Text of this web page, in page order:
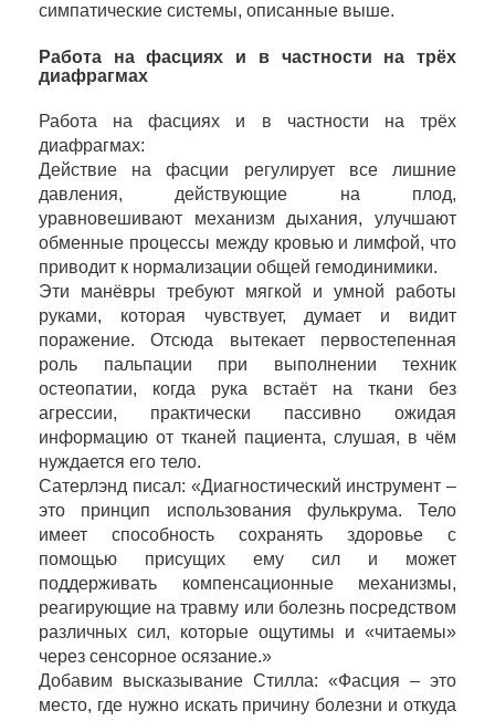
симпатические системы, описанные выше.
Работа на фасциях и в частности на трёх
диафрагмах
Работа на фасциях и в частности на трёх
диафрагмах:
Действие на фасции регулирует все лишние
давления, действующие на плод,
уравновешивают механизм дыхания, улучшают
обменные процессы между кровью и лимфой, что
приводит к нормализации общей гемодинимики.
Эти манёвры требуют мягкой и умной работы
руками, которая чувствует, думает и видит
поражение. Отсюда вытекает первостепенная
роль пальпации при выполнении техник
остеопатии, когда рука встаёт на ткани без
агрессии, практически пассивно ожидая
информацию от тканей пациента, слушая, в чём
нуждается его тело.
Сатерлэнд писал: «Диагностический инструмент –
это принцип использования фулькрума. Тело
имеет способность сохранять здоровье с
помощью присущих ему сил и может
поддерживать компенсационные механизмы,
реагирующие на травму или болезнь посредством
различных сил, которые ощутимы и «читаемы»
через сенсорное осязание.»
Добавим высказывание Стилла: «Фасция – это
место, где нужно искать причину болезни и откуда